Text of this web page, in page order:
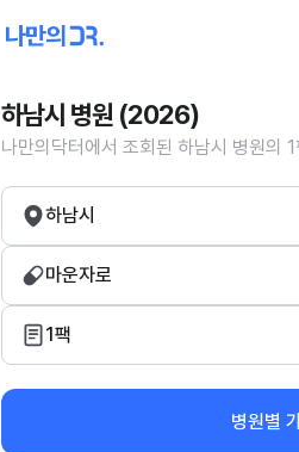
하남시 병원 (2026)
나만의닥터에서 조회된 하남시 병원의
하남시
마운자로
1팩
병원별